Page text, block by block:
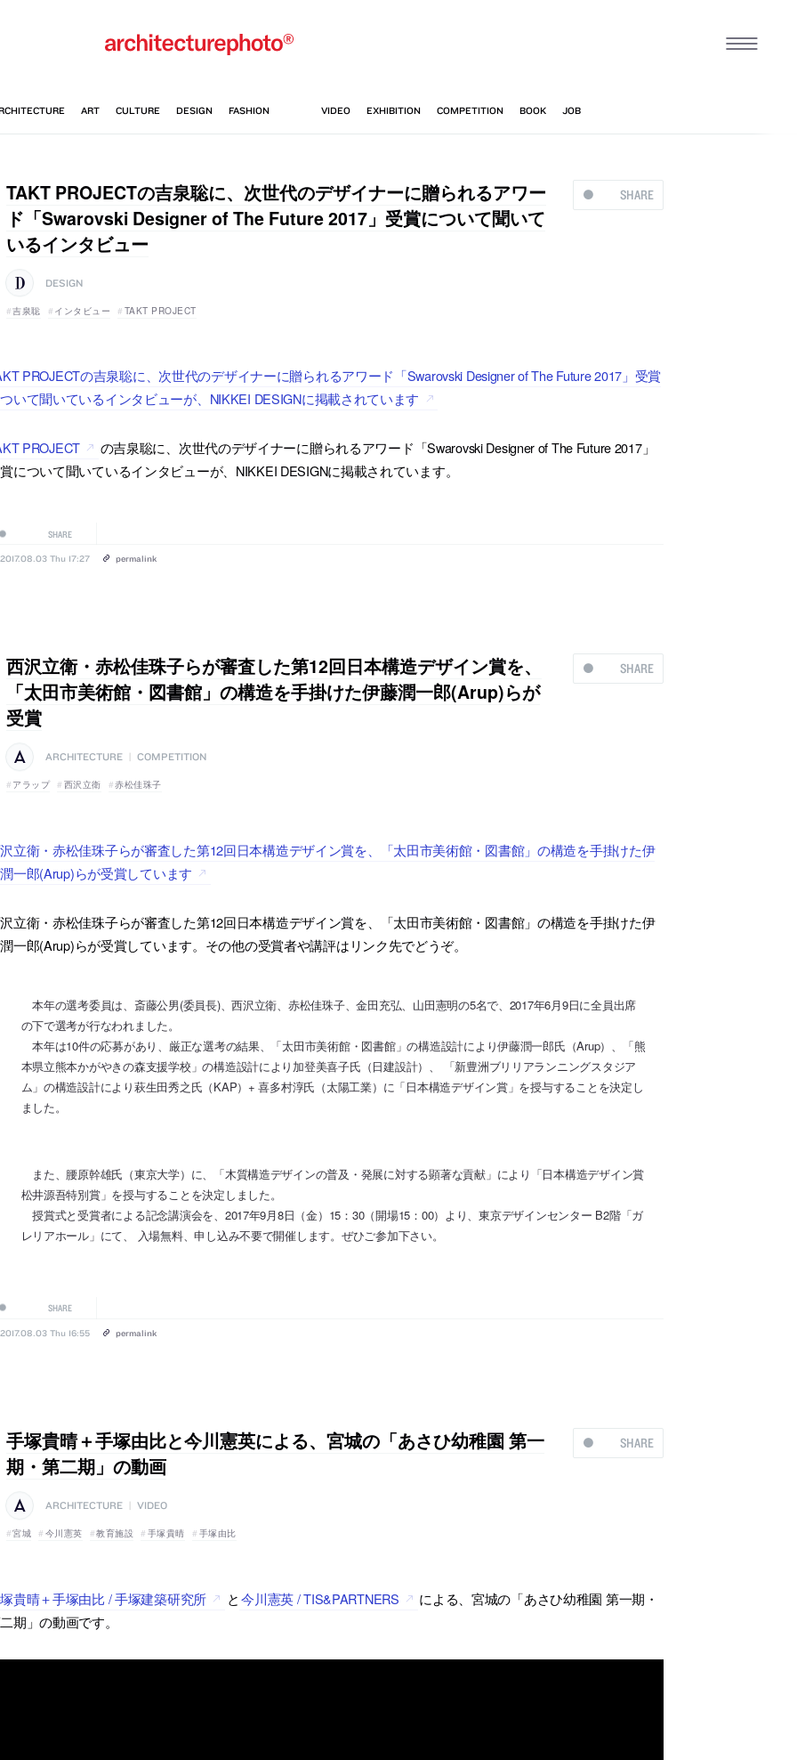
SHARE
TAKT PROJECTの吉泉聡に、次世代のデザイナーに贈られるアワー
ド「Swarovski Designer of The Future 2017」受賞について聞いて
いるインタビュー
DESIGN
吉泉聡 インタビュー TAKT PROJECT
PROJECTの吉泉聡に、次世代のデザイナーに贈られるアワード「Swarovski Designer of The Future 2017」受賞
いて聞いているインタビューが、NIKKEI DESIGNに掲載されています
PROJECT
の吉泉聡に、次世代のデザイナーに贈られるアワード「Swarovski Designer of The Future 2017」
について聞いているインタビューが、NIKKEI DESIGNに掲載されています。
SHARE
2017.08.03 Thu 17:27 permalink
SHARE
西沢立衛・赤松佳珠子らが審査した第12回日本構造デザイン賞を、
「太田市美術館・図書館」の構造を手掛けた伊藤潤一郎(Arup)らが
受賞
ARCHITECTURE COMPETITION
アラップ 西沢立衛 赤松佳珠子
立衛・赤松佳珠子らが審査した第12回日本構造デザイン賞を、「太田市美術館・図書館」の構造を手掛けた伊
一郎(Arup)らが受賞しています
立衛・赤松佳珠子らが審査した第12回日本構造デザイン賞を、「太田市美術館・図書館」の構造を手掛けた伊
一郎(Arup)らが受賞しています。その他の受賞者や講評はリンク先でどうぞ。
本年の選考委員は、斎藤公男(委員長)、西沢立衛、赤松佳珠子、金田充弘、山田憲明の5名で、2017年6月9日に全員出席
の下で選考が行なわれました。
本年は10件の応募があり、厳正な選考の結果、「太田市美術館・図書館」の構造設計により伊藤潤一郎氏（Arup）、「熊
本県立熊本かがやきの森支援学校」の構造設計により加登美喜子氏（日建設計）、 「新豊洲ブリリアランニングスタジア
ム」の構造設計により萩生田秀之氏（KAP）+ 喜多村淳氏（太陽工業）に「日本構造デザイン賞」を授与することを決定し
ました。
また、腰原幹雄氏（東京大学）に、「木質構造デザインの普及・発展に対する顕著な貢献」により「日本構造デザイン賞
松井源吾特別賞」を授与することを決定しました。
授賞式と受賞者による記念講演会を、2017年9月8日（金）15：30（開場15：00）より、東京デザインセンター B2階「ガ
レリアホール」にて、 入場無料、申し込み不要で開催します。ぜひご参加下さい。
SHARE
2017.08.03 Thu 16:55 permalink
SHARE
手塚貴晴＋手塚由比と今川憲英による、宮城の「あさひ幼稚園 第一
期・第二期」の動画
ARCHITECTURE VIDEO
宮城 今川憲英 教育施設 手塚貴晴 手塚由比
貴晴＋手塚由比 / 手塚建築研究所 と 今川憲英 / TIS&PARTNERS
による、宮城の「あさひ幼稚園 第一期・
期」の動画です。